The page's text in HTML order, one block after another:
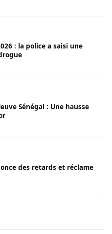
: la police a saisi une
Sénégal : Une hausse
des retards et réclame